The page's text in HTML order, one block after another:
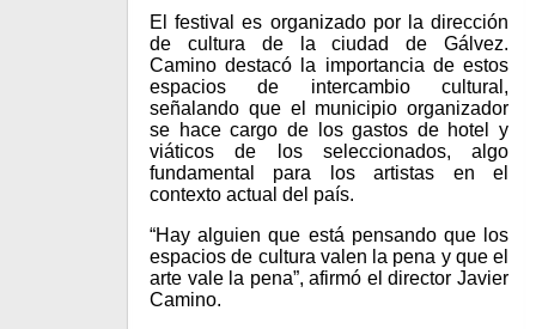
El festival es organizado por la dirección
de cultura de la ciudad de Gálvez.
Camino destacó la importancia de estos
espacios de intercambio cultural,
señalando que el municipio organizador
se hace cargo de los gastos de hotel y
viáticos de los seleccionados, algo
fundamental para los artistas en el
contexto actual del país.
“Hay alguien que está pensando que los
espacios de cultura valen la pena y que el
arte vale la pena”, afirmó el director Javier
Camino.